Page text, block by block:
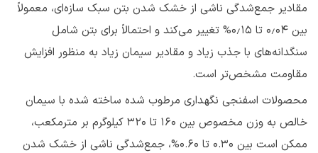
مقادیر جمع‌شدگی ناشی از خشک شدن بتن سبک سازه‌ای، معمولاً
بین ۰٫۰۴ تا ۰٫۱۵% تغییر می‌کند و احتمالاً برای بتن شامل
سنگدانه‌های با جذب زیاد و مقادیر سیمان زیاد به منظور افزایش
مقاومت مشخص‌تر است.
محصولات اسفنجی نگهداری مرطوب شده ساخته شده با سیمان
خالص به وزن مخصوص بین ۱۶۰ تا ۳۲۰ کیلوگرم بر مترمکعب،
ممکن است بین 0.30 تا 0.60%، جمع‌شدگی ناشی از خشک شدن